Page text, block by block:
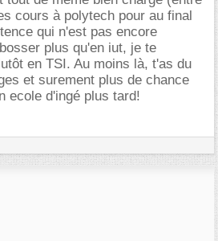
cours à polytech pour au final
qui n'est pas encore
plus qu'en iut, je te
en TSI. Au moins là, t'as du
et surement plus de chance
ecole d'ingé plus tard!